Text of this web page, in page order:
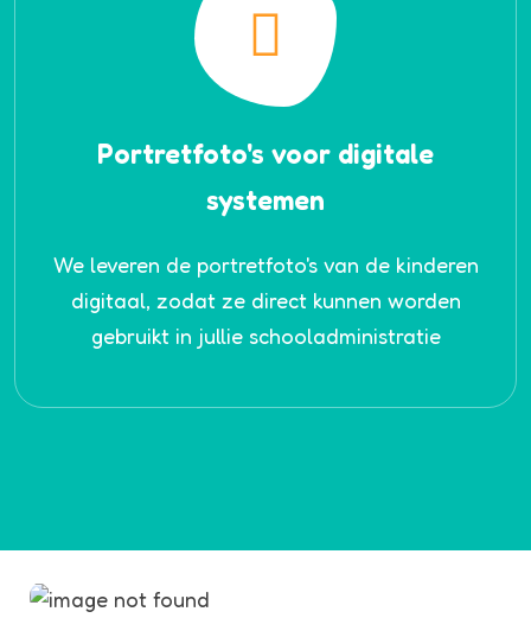
Portretfoto's voor digitale
systemen
We leveren de portretfoto's van de kinderen
digitaal, zodat ze direct kunnen worden
gebruikt in jullie schooladministratie